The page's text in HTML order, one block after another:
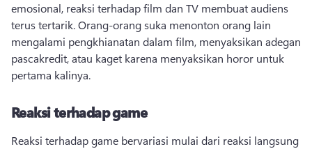
emosional, reaksi terhadap film dan TV membuat audiens
terus tertarik. Orang-orang suka menonton orang lain
mengalami pengkhianatan dalam film, menyaksikan adegan
pascakredit, atau kaget karena menyaksikan horor untuk
pertama kalinya.
Reaksi terhadap game
Reaksi terhadap game bervariasi mulai dari reaksi langsung